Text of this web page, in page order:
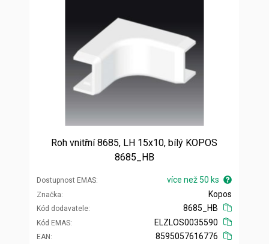
Roh vnitřní 8685, LH 15x10, bílý KOPOS
8685_HB
Dostupnost EMAS více než 50 ks
Značka
Kód dodavatele
Kopos
8685_HB
Kód EMAS
EAN
ELZLOS0035590
8595057616776